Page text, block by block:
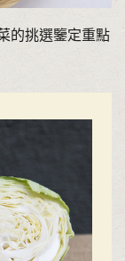
的挑選鑒定重點